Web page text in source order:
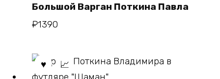
Большой Варган Поткина Павла
₽1390